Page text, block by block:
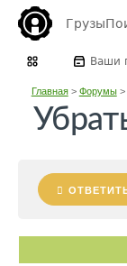
Грузы
Ваши
Главная> Форумы>